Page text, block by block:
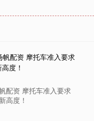
配资 摩托车准入要求
高度！